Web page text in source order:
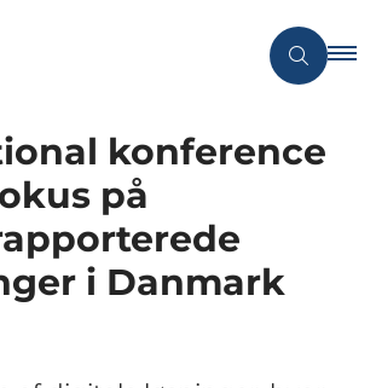
konference
på
i Danmark